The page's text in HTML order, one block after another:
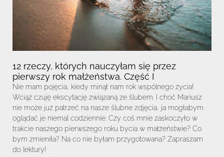
12 rzeczy, których nauczyłam się przez
pierwszy rok małżeństwa. Część I
Nie mam pojęcia, kiedy minął nam rok wspólnego życia!
Wciąż czuję ekscytację związaną ze ślubem. I choć Mariusz
nie może już patrzeć na nasze ślubne zdjęcia, ja mogłabym
oglądać je niemal codziennie. Czy coś mnie zaskoczyło w
trakcie naszego pierwszego roku bycia w małżeństwie? Co
bym zmieniła? Na co nie byłam przygotowana? Zapraszam
do lektury!